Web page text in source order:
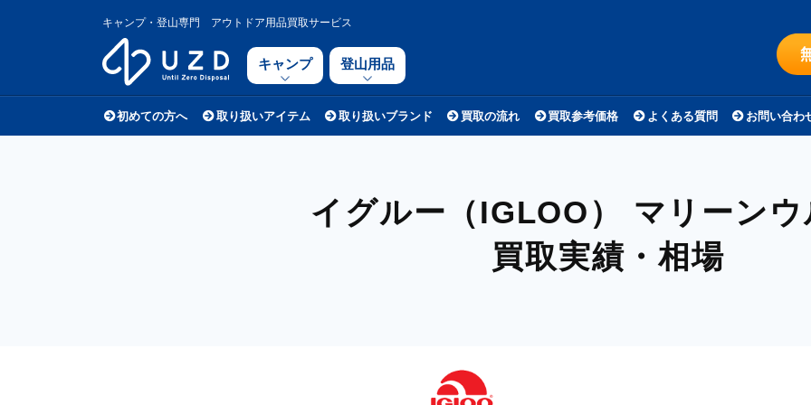
キャンプ・登山専門 アウトドア用品買取サービス
キャンプ 登山用品
初めての方へ 取り扱いアイテム 取り扱いブランド 買取の流れ 買取参考価格 よくある質問 お問い合わ
イグルー（IGLOO） マリーン
買取実績・相場